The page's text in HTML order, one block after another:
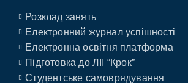
Розклад занять
Електронний журнал успішності
Електронна освітня платформа
Підготовка до ЛІІ “Крок”
Студентське самоврядування